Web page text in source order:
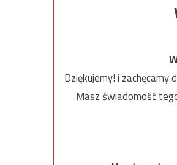
Dziękujemy! i zachęcamy
Masz świadomość